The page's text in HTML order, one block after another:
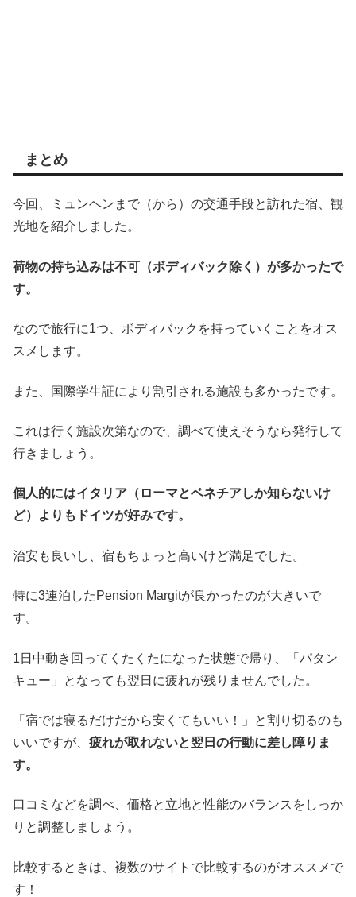
まとめ
今回、ミュンヘンまで（から）の交通手段と訪れた宿、観
光地を紹介しました。
荷物の持ち込みは不可（ボディバック除く）が多かったで
す。
なので旅行に1つ、ボディバックを持っていくことをオス
スメします。
また、国際学生証により割引される施設も多かったです。
これは行く施設次第なので、調べて使えそうなら発行して
行きましょう。
個人的にはイタリア（ローマとベネチアしか知らないけ
ど）よりもドイツが好みです。
治安も良いし、宿もちょっと高いけど満足でした。
特に3連泊したPension Margitが良かったのが大きいで
す。
1日中動き回ってくたくたになった状態で帰り、「パタン
キュー」となっても翌日に疲れが残りませんでした。
「宿では寝るだけだから安くてもいい！」と割り切るのも
いいですが、 疲れが取れないと翌日の行動に差し障りま
す。
口コミなどを調べ、価格と立地と性能のバランスをしっか
りと調整しましょう。
比較するときは、複数のサイトで比較するのがオススメで
す！